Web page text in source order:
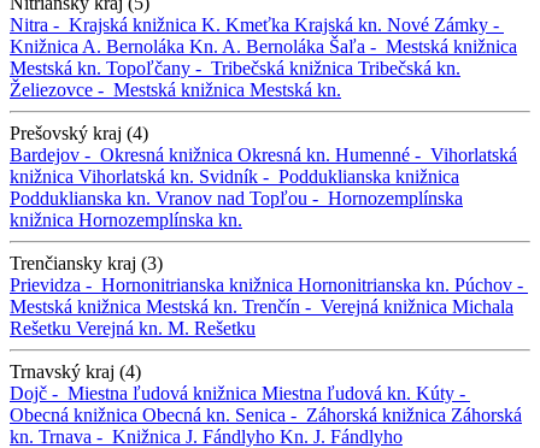
Nitra - Krajská knižnica K. Kmeťka Krajská kn. Nové Zámky -
Knižnica A. Bernoláka Kn. A. Bernoláka Šaľa - Mestská knižnica
Mestská kn. Topoľčany - Tribečská knižnica Tribečská kn.
Želiezovce - Mestská knižnica Mestská kn.
Prešovský kraj (4)
Bardejov - Okresná knižnica Okresná kn. Humenné - Vihorlatská
knižnica Vihorlatská kn. Svidník - Podduklianska knižnica
Podduklianska kn. Vranov nad Topľou - Hornozemplínska
knižnica Hornozemplínska kn.
Trenčiansky kraj (3)
Prievidza - Hornonitrianska knižnica Hornonitrianska kn. Púchov -
Mestská knižnica Mestská kn. Trenčín - Verejná knižnica Michala
Rešetku Verejná kn. M. Rešetku
Trnavský kraj (4)
Dojč - Miestna ľudová knižnica Miestna ľudová kn. Kúty -
Obecná knižnica Obecná kn. Senica - Záhorská knižnica Záhorská
kn. Trnava - Knižnica J. Fándlyho Kn. J. Fándlyho